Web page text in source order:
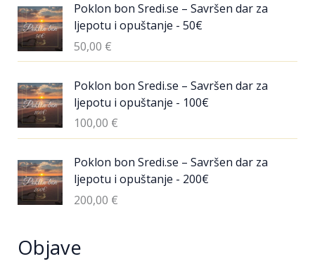
Poklon bon Sredi.se – Savršen dar za
ljepotu i opuštanje - 50€
50,00 €
Poklon bon Sredi.se – Savršen dar za
ljepotu i opuštanje - 100€
100,00 €
Poklon bon Sredi.se – Savršen dar za
ljepotu i opuštanje - 200€
200,00 €
Objave